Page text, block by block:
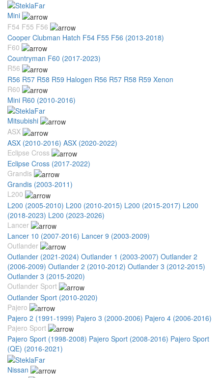
Mini
F54 F55 F56
Cooper Clubman Hatch F54 F55 F56 (2013-2018)
F60
Countryman F60 (2017-2023)
R56
R56 R57 R58 R59 Halogen R56 R57 R58 R59 Xenon
R60
Mini R60 (2010-2016)
Mitsubishi
ASX
ASX (2010-2016) ASX (2020-2022)
Eclipse Cross
Eclipse Cross (2017-2022)
Grandis
Grandis (2003-2011)
L200
L200 (2005-2010) L200 (2010-2015) L200 (2015-2017) L200
(2018-2023) L200 (2023-2026)
Lancer
Lancer 10 (2007-2016) Lancer 9 (2003-2009)
Outlander
Outlander (2021-2024) Outlander 1 (2003-2007) Outlander 2
(2006-2009) Outlander 2 (2010-2012) Outlander 3 (2012-2015)
Outlander 3 (2015-2020)
Outlander Sport
Outlander Sport (2010-2020)
Pajero
Pajero 2 (1991-1999) Pajero 3 (2000-2006) Pajero 4 (2006-2016)
Pajero Sport
Pajero Sport (1998-2008) Pajero Sport (2008-2016) Pajero Sport
(QE) (2016-2021)
Nissan